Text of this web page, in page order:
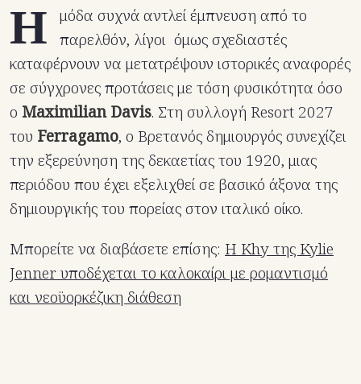
Η
μόδα συχνά αντλεί έμπνευση από το
παρελθόν, λίγοι όμως σχεδιαστές
καταφέρνουν να μετατρέψουν ιστορικές αναφορές
σε σύγχρονες προτάσεις με τόση φυσικότητα όσο
ο Maximilian Davis. Στη συλλογή Resort 2027
του Ferragamo, ο Βρετανός δημιουργός συνεχίζει
την εξερεύνηση της δεκαετίας του 1920, μιας
περιόδου που έχει εξελιχθεί σε βασικό άξονα της
δημιουργικής του πορείας στον ιταλικό οίκο.
Μπορείτε να διαβάσετε επίσης: Η Khy της Kylie
Jenner υποδέχεται το καλοκαίρι με ρομαντισμό
και νεοϋορκέζικη διάθεση